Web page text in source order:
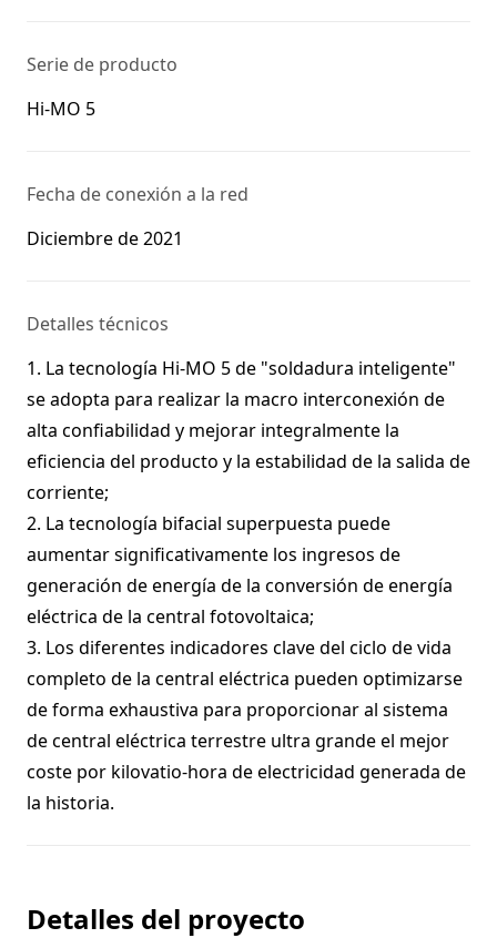
Serie de producto
Hi-MO 5
Fecha de conexión a la red
Diciembre de 2021
Detalles técnicos
1. La tecnología Hi-MO 5 de "soldadura inteligente"
se adopta para realizar la macro interconexión de
alta confiabilidad y mejorar integralmente la
eficiencia del producto y la estabilidad de la salida de
corriente;
2. La tecnología bifacial superpuesta puede
aumentar significativamente los ingresos de
generación de energía de la conversión de energía
eléctrica de la central fotovoltaica;
3. Los diferentes indicadores clave del ciclo de vida
completo de la central eléctrica pueden optimizarse
de forma exhaustiva para proporcionar al sistema
de central eléctrica terrestre ultra grande el mejor
coste por kilovatio-hora de electricidad generada de
la historia.
Detalles del proyecto